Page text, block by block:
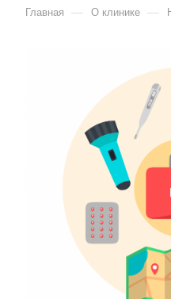
Главная — О клинике —